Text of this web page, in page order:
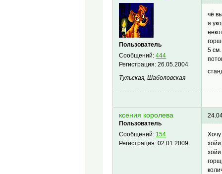
Пользователь
Сообщений:444
Регистрация:26.05.2004
Тульская, Шаболовская
чё
я
5
ксения королева
Пользователь
Сообщений: 154
Регистрация:02.01.2009